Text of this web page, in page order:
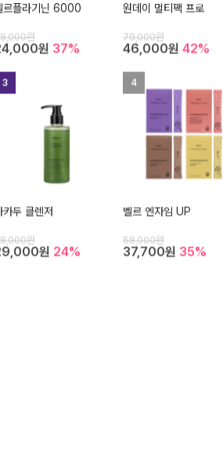
르플라기닌 6000
원
원 37%
원데이 멀티팩 프로
79,000원
46,000원 42%
3
카두 클렌저
원
원 24%
4
벨르 엔자임 UP
58,000원
37,700원 35%